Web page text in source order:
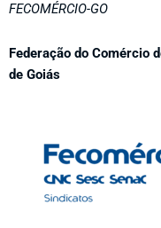
FECOMÉRCIO-GO
Federação do Comércio
de Goiás